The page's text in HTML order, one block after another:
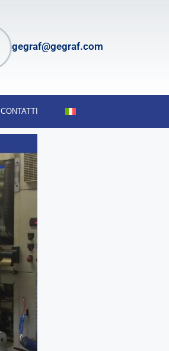
gegraf@gegraf.com
CONTATTI